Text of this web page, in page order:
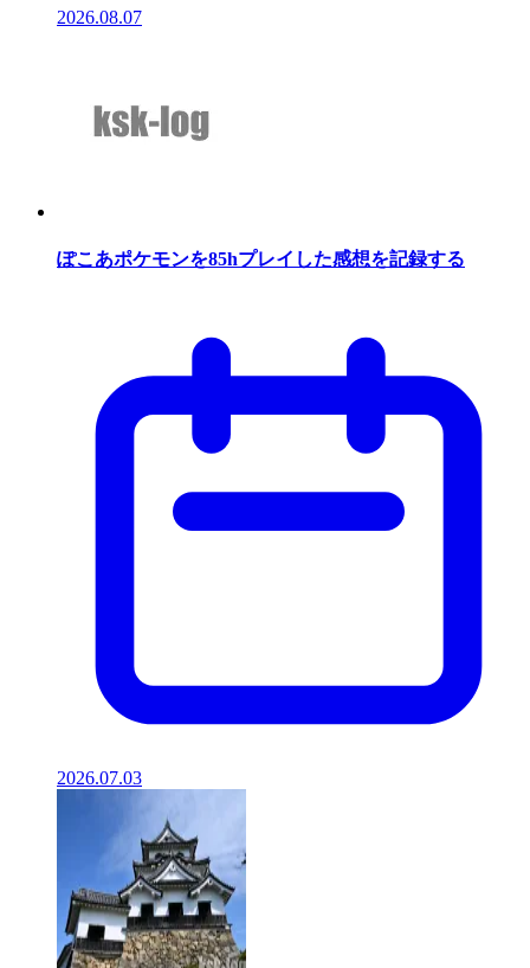
2026.08.07
ぽこあポケモンを85hプレイした感想を記録する
2026.07.03